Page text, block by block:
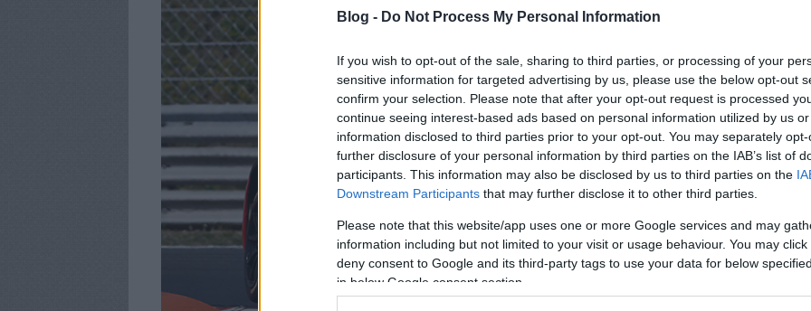
Blog - Do Not Process My Personal Information
If you wish to opt-out of the sale, sharing to third parties, or processing of your
sensitive information for targeted advertising by us, please use the below opt-out
confirm your selection. Please note that after your opt-out request is processed
continue seeing interest-based ads based on personal information utilized by us
information disclosed to third parties prior to your opt-out. You may separately
further disclosure of your personal information by third parties on the IAB’s list of
participants. This information may also be disclosed by us to third parties on the
Downstream Participants that may further disclose it to other third parties.
Please note that this website/app uses one or more Google services and may
information including but not limited to your visit or usage behaviour. You may
deny consent to Google and its third-party tags to use your data for below
in below Google consent section.
935